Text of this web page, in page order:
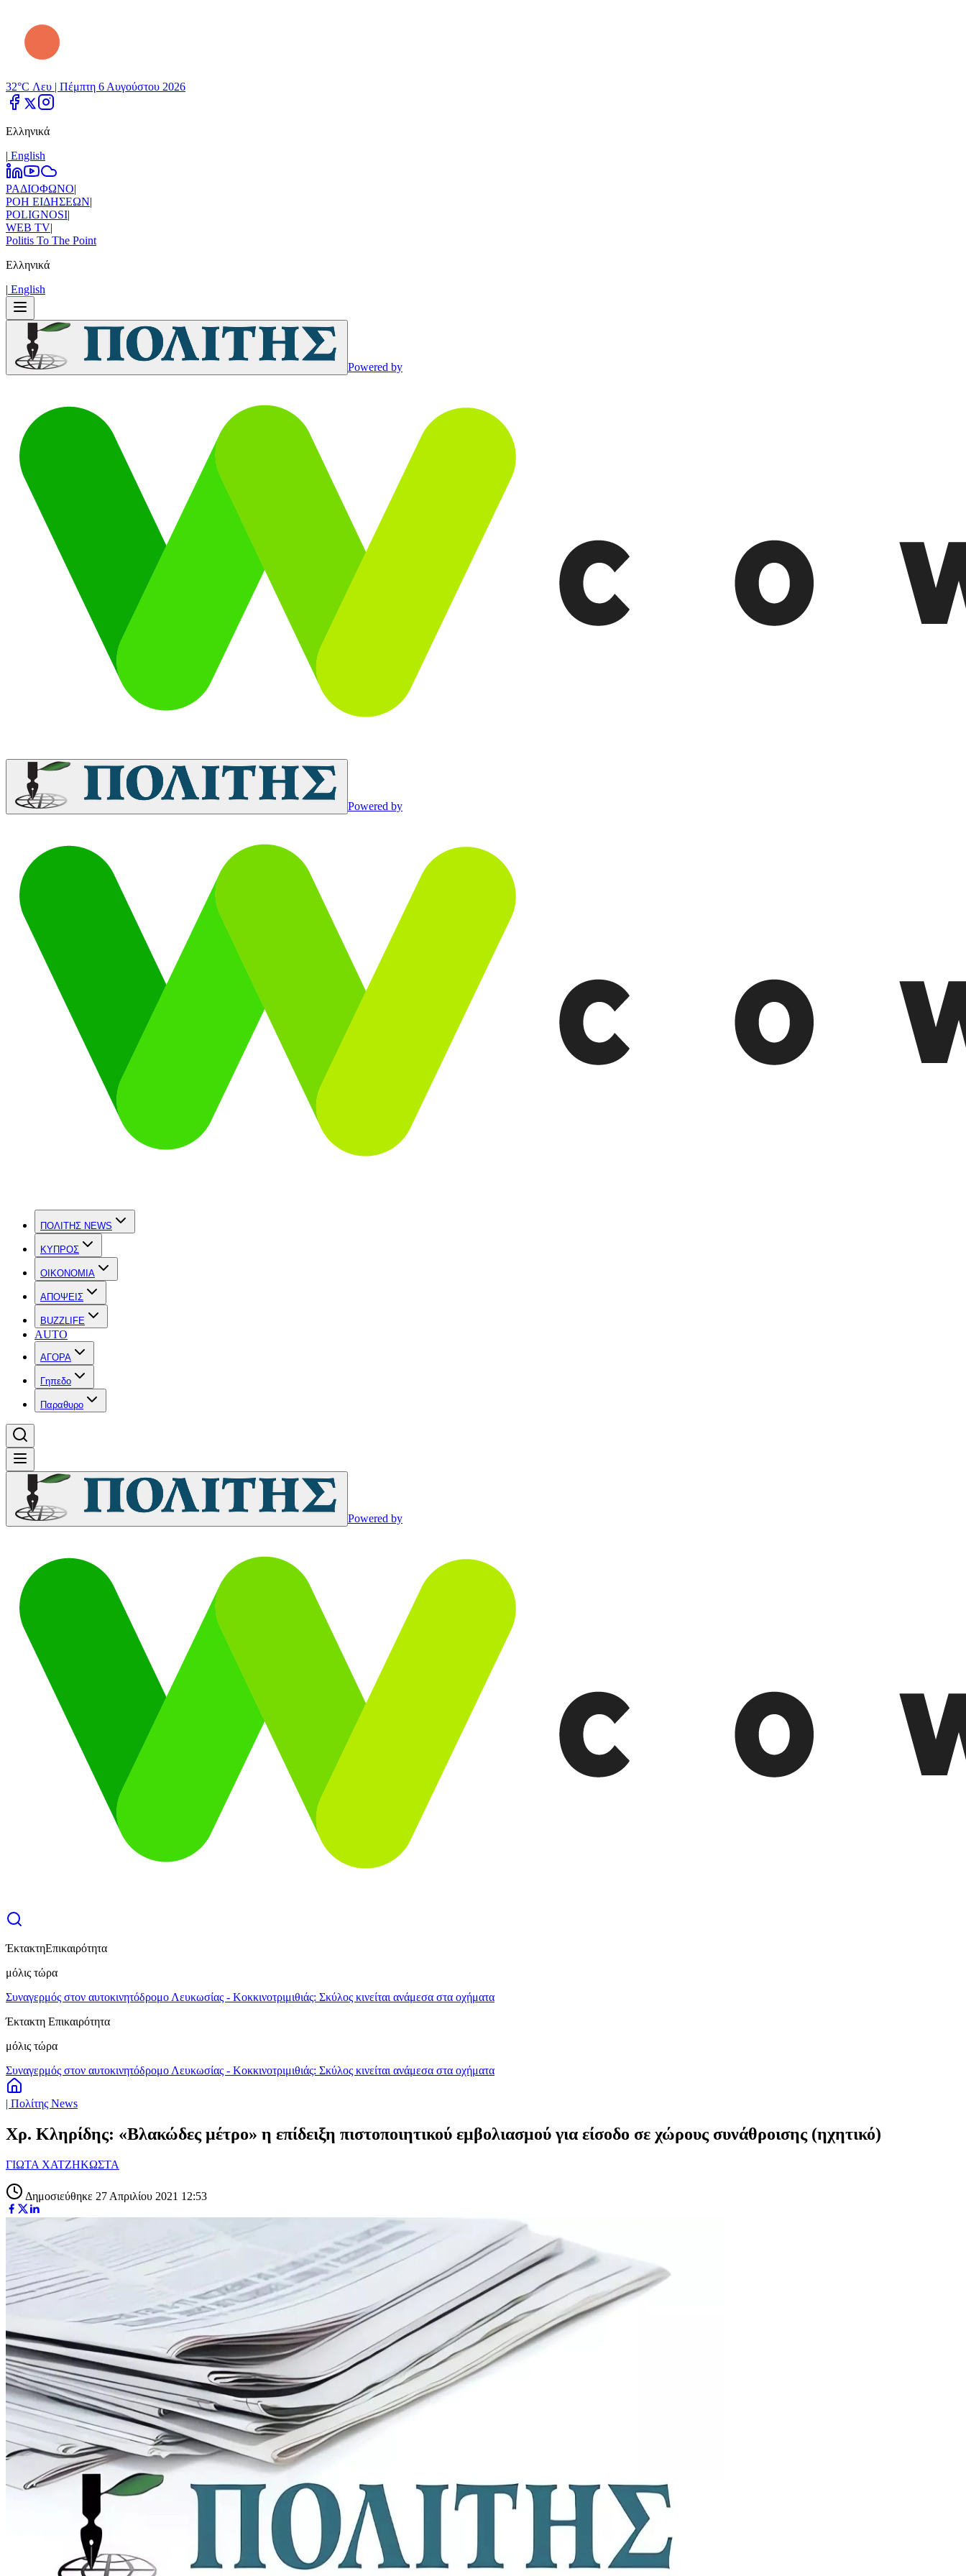
32°C Λευ | Πέμπτη 6 Αυγούστου 2026
Ελληνικά
| Εnglish
ΡΑΔΙΟΦΩΝΟ|
ΡΟΗ ΕΙΔΗΣΕΩΝ|
POLIGNOSI|
WEB TV|
Politis To The Point
Ελληνικά
| Εnglish
Powered by
Powered by
ΠΟΛΙΤΗΣ NEWS
ΚΥΠΡΟΣ
OIKONOMIA
ΑΠΟΨΕΙΣ
BUZZLIFE
AUTO
ΑΓΟΡΑ
Γηπεδο
Παραθυρο
Powered by
ΈκτακτηΕπικαιρότητα
μόλις τώρα
Συναγερμός στον αυτοκινητόδρομο Λευκωσίας - Κοκκινοτριμιθιάς: Σκύλος κινείται ανάμεσα στα οχήματα
Έκτακτη Επικαιρότητα
μόλις τώρα
Συναγερμός στον αυτοκινητόδρομο Λευκωσίας - Κοκκινοτριμιθιάς: Σκύλος κινείται ανάμεσα στα οχήματα
| Πολίτης News
Χρ. Κληρίδης: «Βλακώδες μέτρο» η επίδειξη πιστοποιητικού εμβολιασμού για είσοδο σε χώρους συνάθροισης (ηχητικό)
ΓΙΩΤΑ ΧΑΤΖΗΚΩΣΤΑ
Δημοσιεύθηκε 27 Απριλίου 2021 12:53